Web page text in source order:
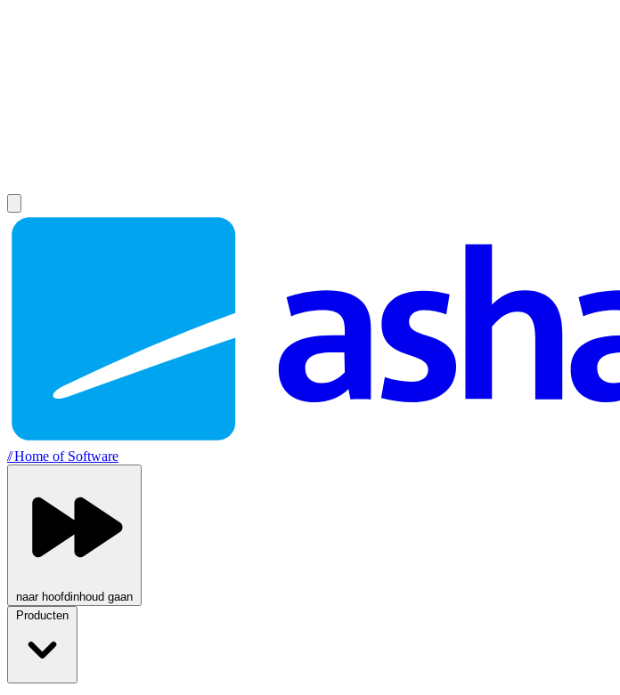
//Home of Software
naar hoofdinhoud gaan
Producten